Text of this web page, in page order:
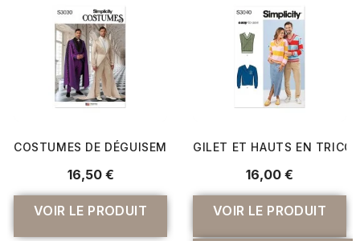
COSTUMES DE DÉGUISEMENT POUR HOMMES
16,50 €
VOIR LE PRODUIT
GILET ET HAUTS EN
16,00 €
VOIR LE PRODUIT